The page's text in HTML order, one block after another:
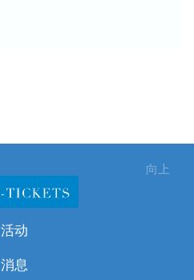
向上
活动
消息